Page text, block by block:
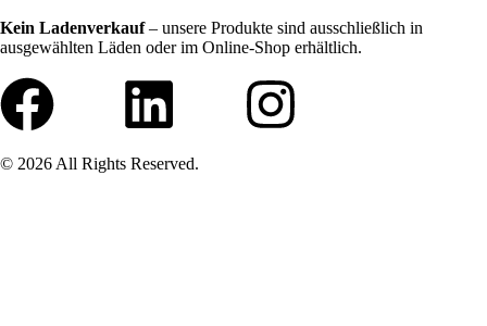
Kein Ladenverkauf– unsere Produkte sind ausschließlich in
ausgewählten Läden oder im Online-Shop erhältlich.
© 2026 All Rights Reserved.